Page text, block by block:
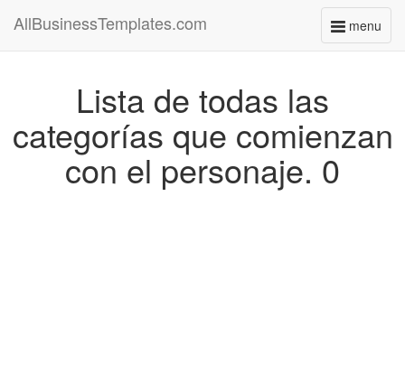
menu
Toggle
AllBusinessTemplates.com
Lista de todas las
categorías que comienzan
con el personaje. 0